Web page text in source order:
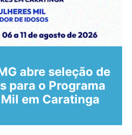
abre seleção de
para o Programa
em Caratinga